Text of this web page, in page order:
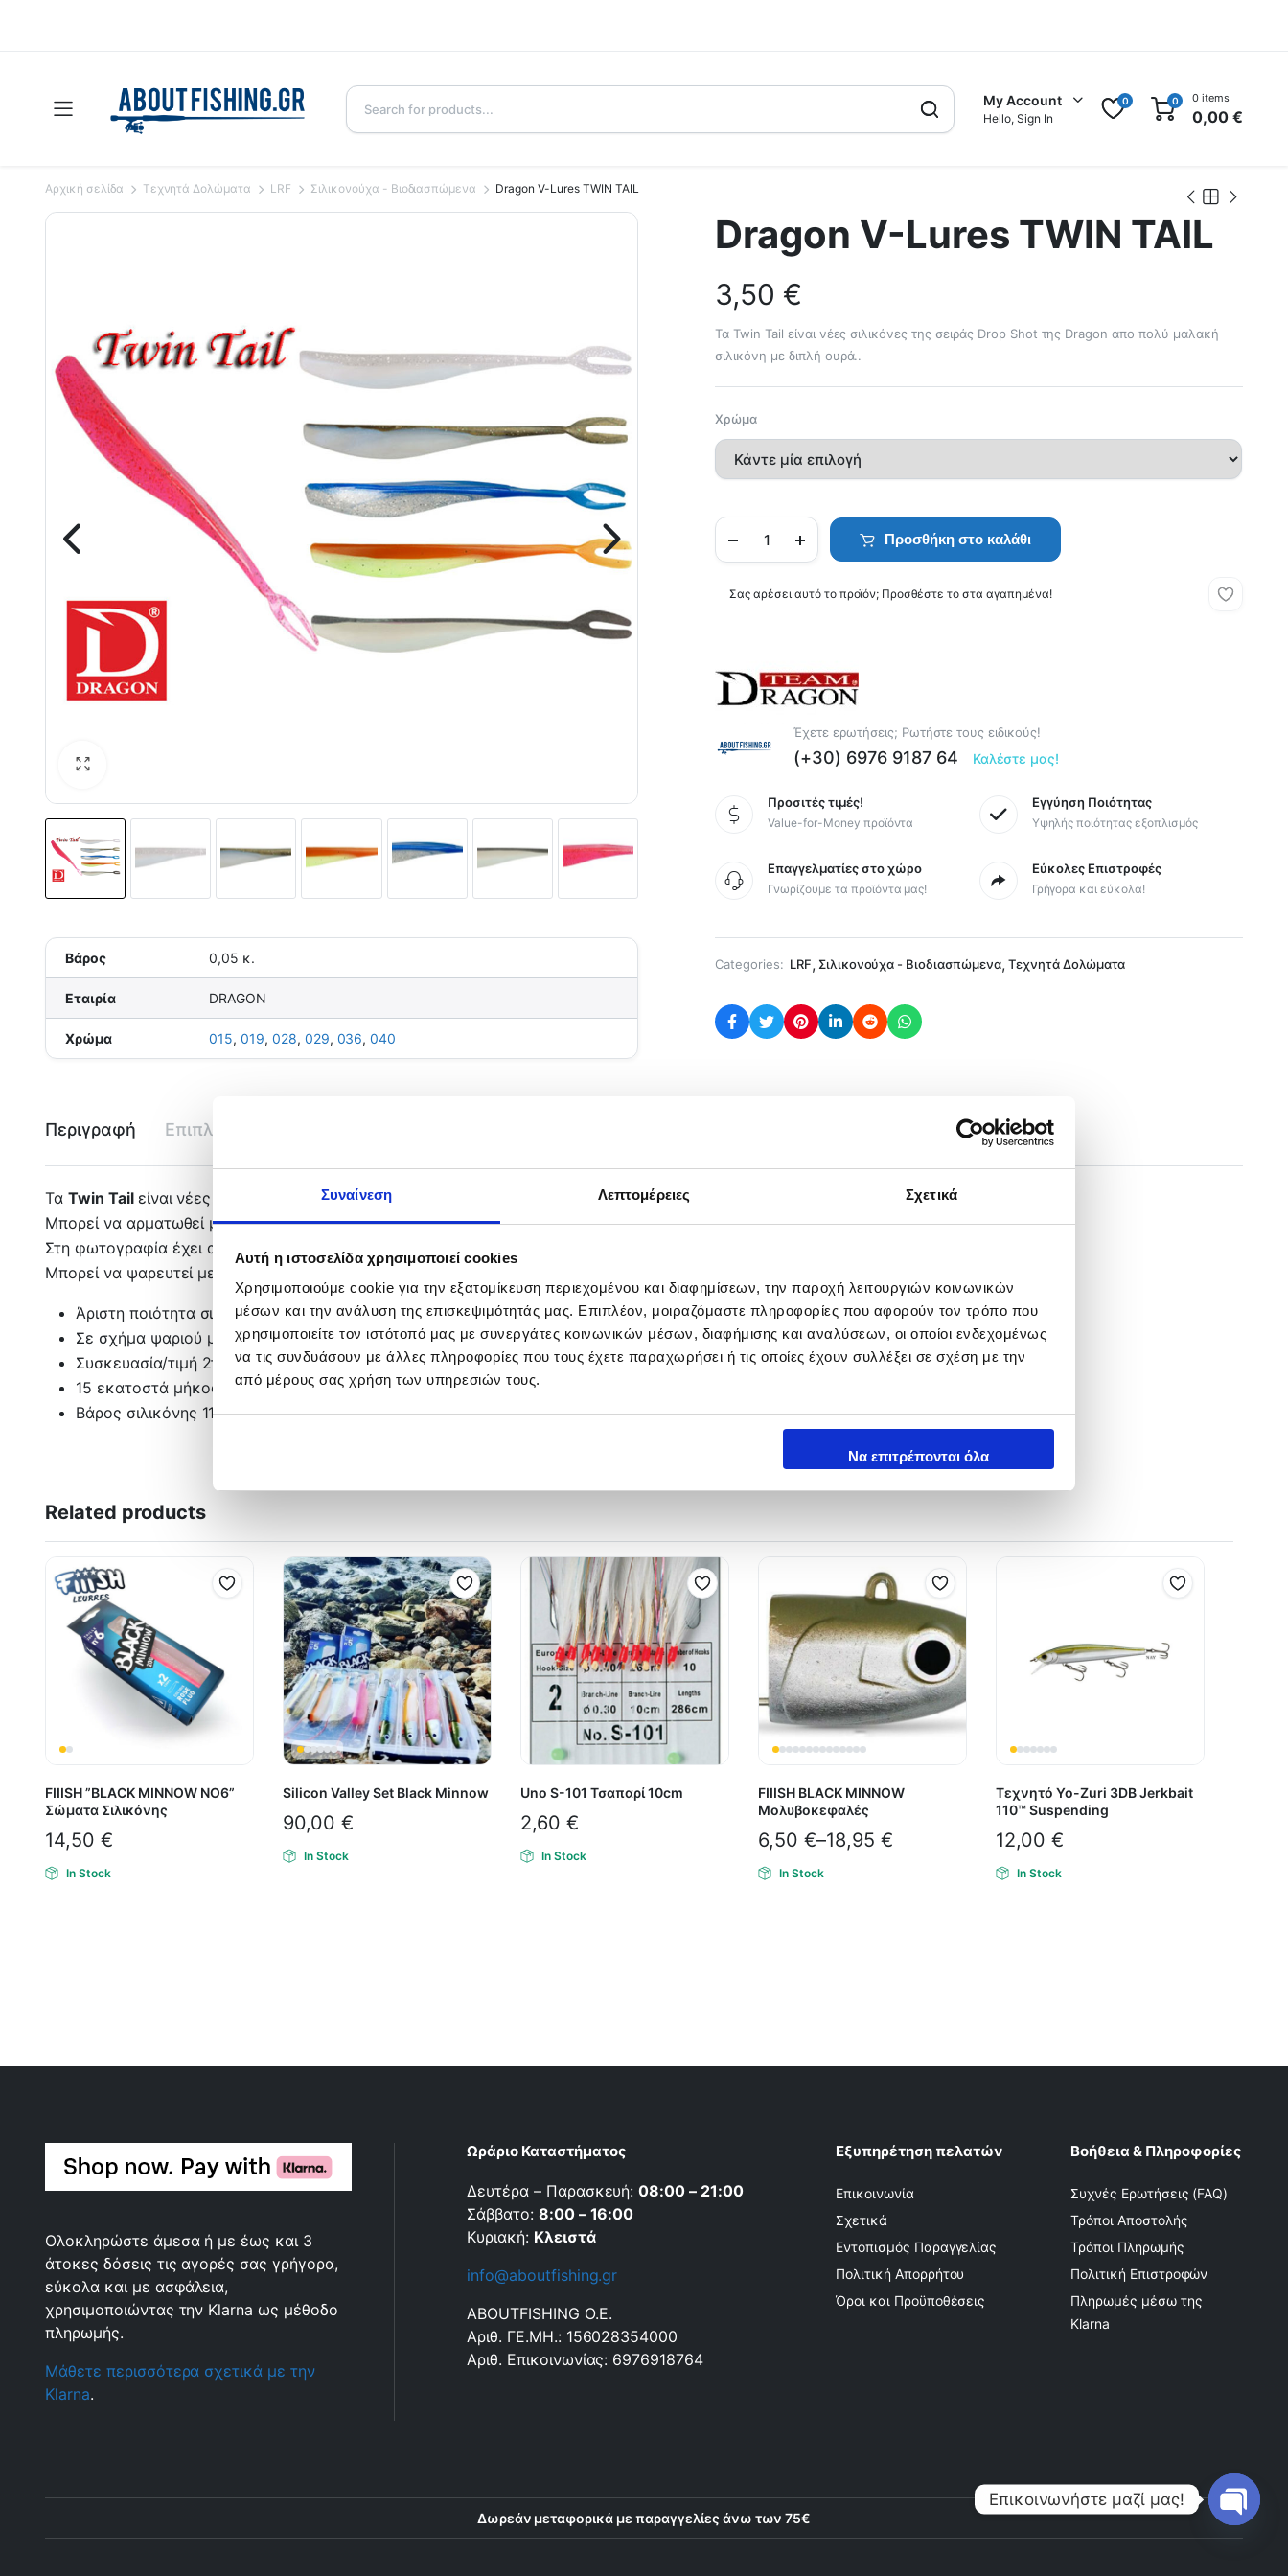
Συναίνεση Λεπτομέρειες Σχετικά
Αυτή η ιστοσελίδα χρησιμοποιεί cookies
Χρησιμοποιούμε cookie για την εξατομίκευση περιεχομένου και διαφημίσεων, την παροχή λειτουργιών κοινωνικών
μέσων και την ανάλυση της επισκεψιμότητάς μας. Επιπλέον, μοιραζόμαστε πληροφορίες που αφορούν τον τρόπο που
χρησιμοποιείτε τον ιστότοπό μας με συνεργάτες κοινωνικών μέσων, διαφήμισης και αναλύσεων, οι οποίοι ενδεχομένως
να τις συνδυάσουν με άλλες πληροφορίες που τους έχετε παραχωρήσει ή τις οποίες έχουν συλλέξει σε σχέση με την
από μέρους σας χρήση των υπηρεσιών τους.
Να επιτρέπονται όλα
My Account
Hello, Sign In
0 0 0 items
0,00€
Αρχική σελίδα Τεχνητά Δολώματα LRF Σιλικονούχα - Βιοδιασπώμενα Dragon V-Lures TWIN TAIL
Βάρος 0,05 κ.
Εταιρία DRAGON
Χρώμα 015, 019, 028, 029, 036,040
Dragon V-Lures TWIN TAIL
3,50 €
Τα Twin Tail είναι νέες σιλικόνες της σειράς Drop Shot της Dragon απο πολύ μαλακή
σιλικόνη με διπλή ουρά..
Χρώμα
Προσθήκη στο καλάθι
Σας αρέσει αυτό το προϊόν; Προσθέστε το στα αγαπημένα!
Έχετε ερωτήσεις; Ρωτήστε τους ειδικούς!
(+30) 6976 9187 64 Καλέστε μας!
Προσιτές τιμές!
Value-for-Money προϊόντα
Εγγύηση Ποιότητας
Υψηλής ποιότητας εξοπλισμός
Επαγγελματίες στο χώρο
Γνωρίζουμε τα προϊόντα μας!
Εύκολες Επιστροφές
Γρήγορα και εύκολα!
Categories: LRF, Σιλικονούχα - Βιοδιασπώμενα, Τεχνητά Δολώματα
Περιγραφή Επιπλέον πληροφορίες
Τα Twin Tail είναι νέες σιλικόνες της σειράς Drop Shot της Dragon απο πολύ μαλακή σιλικόνη με διπλή ουρά
Μπορεί να αρματωθεί με μολυβοκεφαλή της σειράς Speed ή με Offset αγκίστρι και για βάρος Flexi Head.
Στη φωτογραφία έχει αρματωθεί με Speed 4/0 10gr
Μπορεί να ψαρευτεί με ανάκτηση και jerks ή με την τεχνική Drop Shot
Άριστη ποιότητα σιλικόνης, με άρωμα γαρίδας
Σε σχήμα ψαριού με διπλή ουρά
Συσκευασία/τιμή 2τεμαχίων
15 εκατοστά μήκος και σε διάφορα χρώματα
Βάρος σιλικόνης 11gr
Related products
FIIISH ”BLACK MINNOW ΝΟ6”
Σώματα Σιλικόνης
14,50 €
In Stock
Silicon Valley Set Black Minnow
90,00 €
In Stock
Uno S-101 Τσαπαρί 10cm
2,60 €
In Stock
FIIISH BLACK MINNOW
Μολυβοκεφαλές
6,50 €–18,95 €
In Stock
Τεχνητό Yo-Zuri 3DB Jerkbait
110™ Suspending
12,00 €
In Stock
Ολοκληρώστε άμεσα ή με έως και 3
άτοκες δόσεις τις αγορές σας γρήγορα,
εύκολα και με ασφάλεια,
χρησιμοποιώντας την Klarna ως μέθοδο
πληρωμής.
Μάθετε περισσότερα σχετικά με την
Klarna.
Ωράριο Καταστήματος
Δευτέρα – Παρασκευή:08:00 – 21:00
Σάββατο: 8:00 – 16:00
Κυριακή: Κλειστά
info@aboutfishing.gr
ABOUTFISHING Ο.Ε.
Αριθ. ΓΕ.ΜΗ.: 156028354000
Αριθ. Επικοινωνίας: 6976918764
Εξυπηρέτηση πελατών
Επικοινωνία
Σχετικά
Εντοπισμός Παραγγελίας
Πολιτική Απορρήτου
Όροι και Προϋποθέσεις
Βοήθεια & Πληροφορίες
Συχνές Ερωτήσεις (FAQ)
Τρόποι Αποστολής
Τρόποι Πληρωμής
Πολιτική Επιστροφών
Πληρωμές μέσω της
Klarna
Δωρεάν μεταφορικά με παραγγελίες άνω των 75€
Επικοινωνήστε μαζί μας!